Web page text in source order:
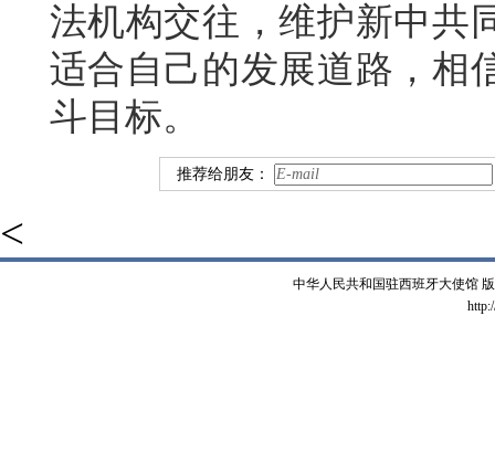
法机构交往，维护新中共
适合自己的发展道路，相
斗目标。
推荐给朋友：
<
中华人民共和国驻西班牙大使馆